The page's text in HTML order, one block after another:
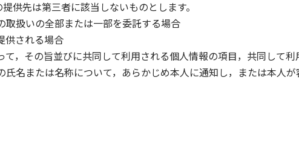
供先は第三者に該当しないものとします。
取扱いの全部または一部を委託する場合
供される場合
，その旨並びに共同して利用される個人情報の項目，共同して
名または名称について，あらかじめ本人に通知し，または本人